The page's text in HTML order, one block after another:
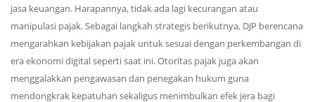
jasa keuangan. Harapannya, tidak ada lagi kecurangan atau
manipulasi pajak. Sebagai langkah strategis berikutnya, DJP berencana
mengarahkan kebijakan pajak untuk sesuai dengan perkembangan di
era ekonomi digital seperti saat ini. Otoritas pajak juga akan
menggalakkan pengawasan dan penegakan hukum guna
mendongkrak kepatuhan sekaligus menimbulkan efek jera bagi